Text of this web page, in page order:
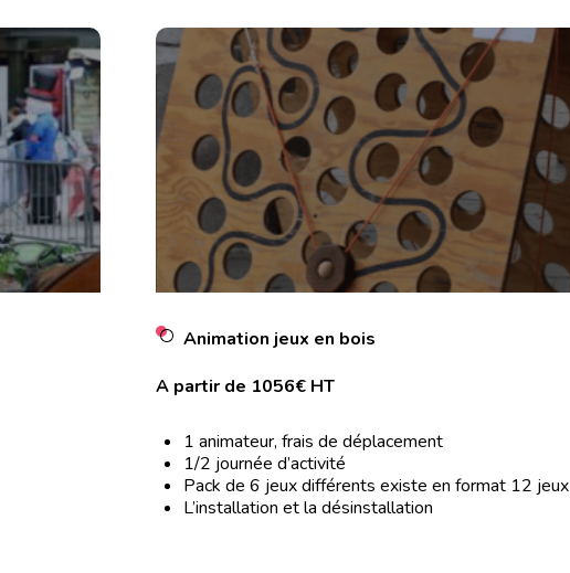
Animation jeux en bois
A partir de 1056€ HT
1 animateur, frais de déplacement
1/2 journée d’activité
Pack de 6 jeux différents existe en format 12 jeux
L’installation et la désinstallation